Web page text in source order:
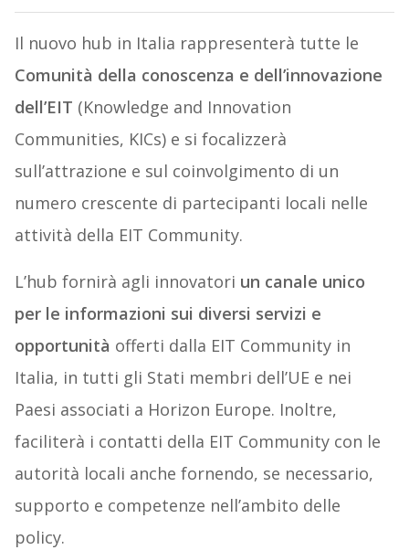
Il nuovo hub in Italia rappresenterà tutte le
Comunità della conoscenza e dell’innovazione
dell’EIT (Knowledge and Innovation
Communities, KICs) e si focalizzerà
sull’attrazione e sul coinvolgimento di un
numero crescente di partecipanti locali nelle
attività della EIT Community.
L’hub fornirà agli innovatori un canale unico
per le informazioni sui diversi servizi e
opportunità offerti dalla EIT Community in
Italia, in tutti gli Stati membri dell’UE e nei
Paesi associati a Horizon Europe. Inoltre,
faciliterà i contatti della EIT Community con le
autorità locali anche fornendo, se necessario,
supporto e competenze nell’ambito delle
policy.